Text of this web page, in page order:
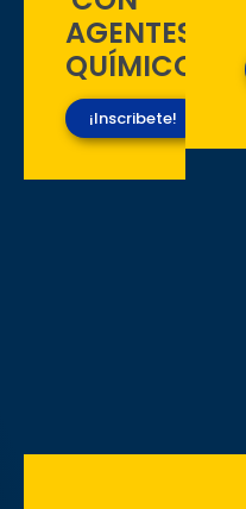
AGENTES
QUÍMICOS
¡Inscribete!